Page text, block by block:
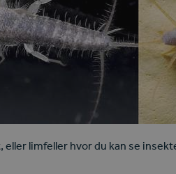
eller limfeller hvor du kan se